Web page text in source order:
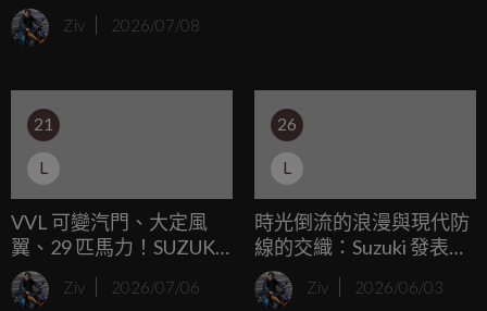
嚴苛的環保法規下光榮退役時，SUZUKI直接給了我們一個大
驚喜：「全新跨界旅跑SV-7GX」正式登台。
Ziv 2026/07/08
21
L
VVL 可變汽門、大定風
翼、29 匹馬力！SUZUKI
GSX250R 改款規格中國
曝光
Ziv 2026/07/06
26
L
時光倒流的浪漫與現代防
線的交織：Suzuki 發表
2027 年式 GN 160，硬派
經典再進化
Ziv 2026/06/03